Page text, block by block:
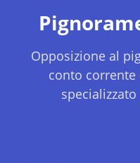
Opposizione al
conto
specializzato